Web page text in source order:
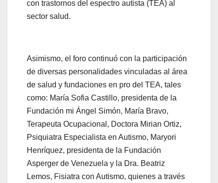
con trastornos del espectro autista (TEA) al
sector salud.
Asimismo, el foro continuó con la participación
de diversas personalidades vinculadas al área
de salud y fundaciones en pro del TEA, tales
como: María Sofia Castillo, presidenta de la
Fundación mi Ángel Simón, María Bravo,
Terapeuta Ocupacional, Doctora Mirian Ortiz,
Psiquiatra Especialista en Autismo, Maryori
Henríquez, presidenta de la Fundación
Asperger de Venezuela y la Dra. Beatriz
Lemos, Fisiatra con Autismo, quienes a través